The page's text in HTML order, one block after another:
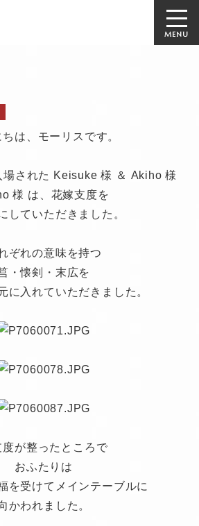
MENU
ちは、モーリスです。
場された Keisuke 様 ＆ Akiho 様
様 は、花嫁支度を
していただきました。
ぞれの意味を持つ
・懐剣・末広を
に入れていただきました。
度が整ったところで
おふたりは
を受けてメインテーブルに
かわれました。